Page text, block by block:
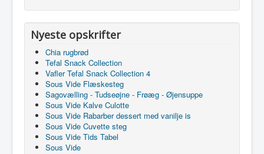
Nyeste opskrifter
Chia rugbrød
Tefal Snack Collection
Vafler Tefal Snack Collection 4
Sous Vide Flæskesteg
Sagovælling - Tudseøjne - Frøæg - Øjensuppe
Sous Vide Kalve Culotte
Sous Vide Rabarber dessert med vanilje is
Sous Vide Cuvette steg
Sous Vide Tids Tabel
Sous Vide